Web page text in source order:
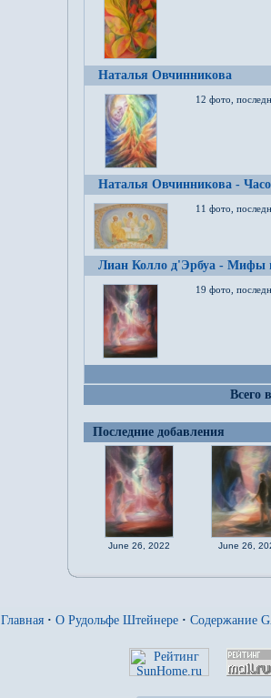
Наталья Овчинникова
12 фото,
Наталья Овчинникова -
11 фото,
Лиан Колло д'Эрбуа - Мифы
19 фото,
Всего
Последние добавления
June 26, 2022 June 26,
Главная · О Рудольфе Штейнере · Содержание